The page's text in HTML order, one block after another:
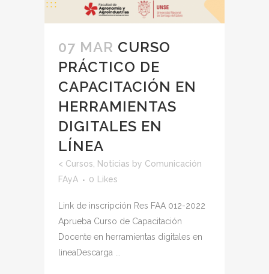
07 MAR CURSO
PRÁCTICO DE
CAPACITACIÓN EN
HERRAMIENTAS
DIGITALES EN
LÍNEA
< Cursos Noticias by Comunicación
FAyA
0 Likes
Link de inscripción Res FAA 012-2022
Aprueba Curso de Capacitación
Docente en herramientas digitales en
lineaDescarga ...